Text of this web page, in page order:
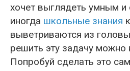
хочет выглядеть умным
иногда школьные знания
выветриваются из
решить эту задачу
Попробуй сделать это